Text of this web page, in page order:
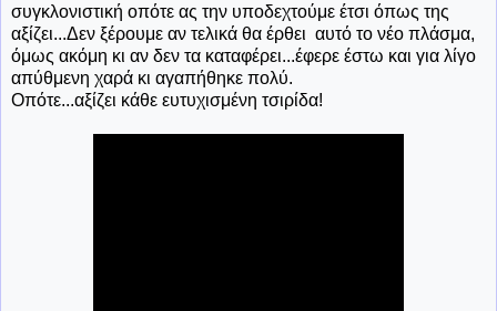
συγκλονιστική οπότε ας την υποδεχτούμε έτσι όπως της
αξίζει...Δεν ξέρουμε αν τελικά θα έρθει αυτό το νέο πλάσμα,
όμως ακόμη κι αν δεν τα καταφέρει...έφερε έστω και για λίγο
απύθμενη χαρά κι αγαπήθηκε πολύ.
Οπότε...αξίζει κάθε ευτυχισμένη τσιρίδα!